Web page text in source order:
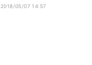
2018/05/07 14:57